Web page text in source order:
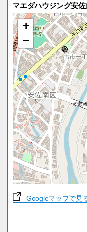
マエダハウジング安
+
−
Googleマップで見